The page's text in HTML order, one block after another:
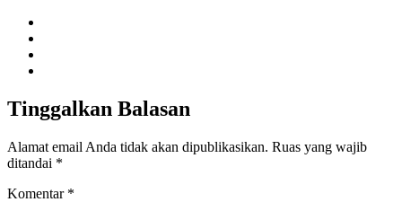
Tinggalkan Balasan
Alamat email Anda tidak akan dipublikasikan. Ruas yang wajib
ditandai *
Komentar *